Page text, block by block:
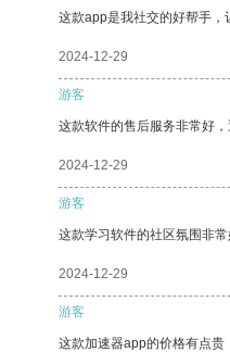
这款app是我社交的好帮手，
2024-12-29
游客
这款软件的售后服务非常好
2024-12-29
游客
这款学习软件的社区氛围非
2024-12-29
游客
这款加速器app的价格有点贵